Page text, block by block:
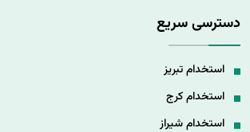
دسترسی سریع
استخدام تبریز
استخدام کرج
استخدام شیراز